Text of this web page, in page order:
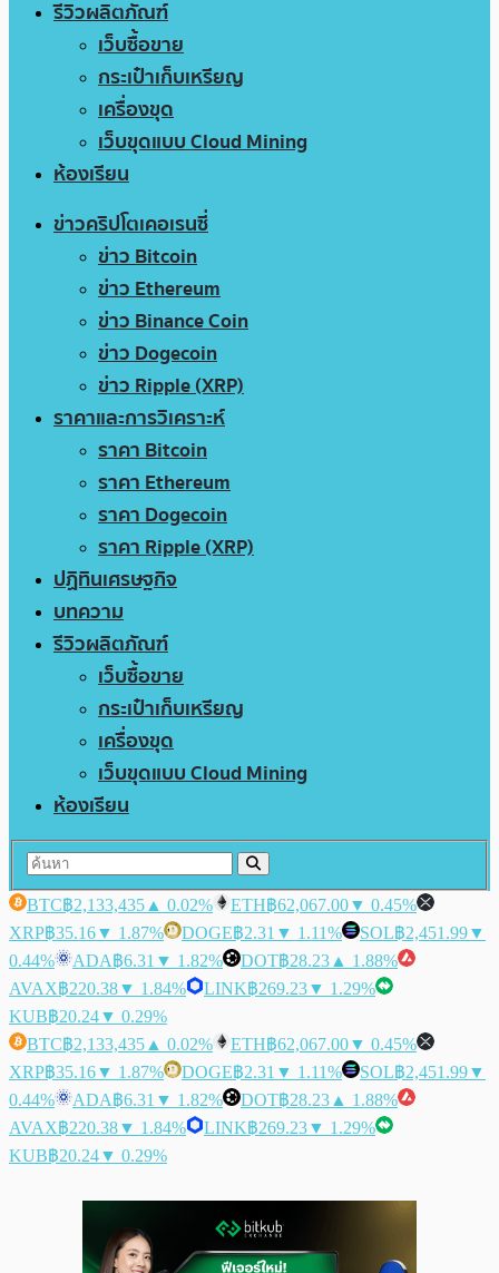
รีวิวผลิตภัณฑ์
เว็บซื้อขาย
กระเป๋าเก็บเหรียญ
เครื่องขุด
เว็บขุดแบบ Cloud Mining
ห้องเรียน
ข่าวคริปโตเคอเรนซี่
ข่าว Bitcoin
ข่าว Ethereum
ข่าว Binance Coin
ข่าว Dogecoin
ข่าว Ripple (XRP)
ราคาและการวิเคราะห์
ราคา Bitcoin
ราคา Ethereum
ราคา Dogecoin
ราคา Ripple (XRP)
ปฏิทินเศรษฐกิจ
บทความ
รีวิวผลิตภัณฑ์
เว็บซื้อขาย
กระเป๋าเก็บเหรียญ
เครื่องขุด
เว็บขุดแบบ Cloud Mining
ห้องเรียน
BTC฿2,133,435 ▲ 0.02% ETH฿62,067.00▼ 0.45%
XRP฿35.16▼ 1.87% DOGE฿2.31 ▼ 1.11% SOL฿2,451.99▼
0.44%
ADA฿6.31 ▼ 1.82% DOT฿28.23 ▲ 1.88%
AVAX฿220.38▼ 1.84% LINK฿269.23▼ 1.29%
KUB฿20.24▼ 0.29%
BTC฿2,133,435 ▲ 0.02% ETH฿62,067.00▼ 0.45%
XRP฿35.16▼ 1.87% DOGE฿2.31 ▼ 1.11% SOL฿2,451.99▼
0.44%
ADA฿6.31 ▼ 1.82% DOT฿28.23 ▲ 1.88%
AVAX฿220.38▼ 1.84% LINK฿269.23▼ 1.29%
KUB฿20.24▼ 0.29%